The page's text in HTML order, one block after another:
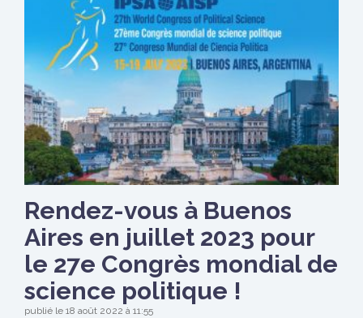
Rendez-vous à Buenos
Aires en juillet 2023 pour
le 27e Congrès mondial de
science politique !
publié le 18 août 2022 à 11:55